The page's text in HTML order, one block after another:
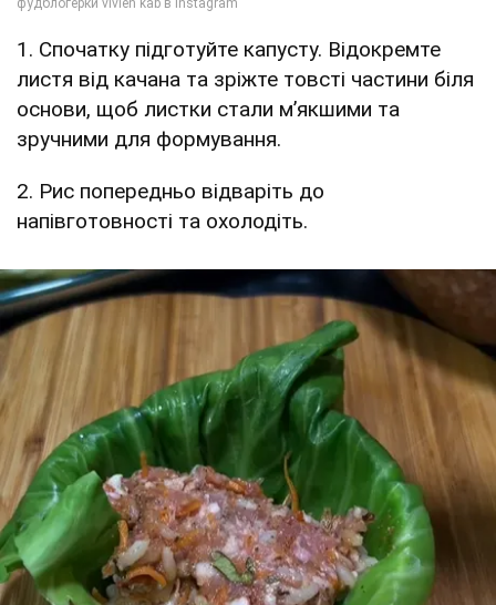
1. Спочатку підготуйте капусту. Відокремте
листя від качана та зріжте товсті частини біля
основи, щоб листки стали м’якшими та
зручними для формування.
2. Рис попередньо відваріть до
напівготовності та охолодіть.